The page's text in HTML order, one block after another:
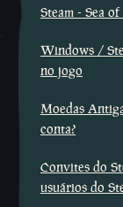
Steam - Sea
Windows /
no jogo
Moedas
conta?
Convites do
usuários do